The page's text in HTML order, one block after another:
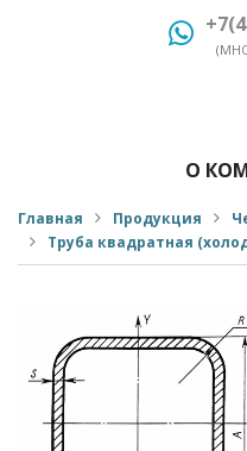
О
Главная Продукция
Труба квадратная